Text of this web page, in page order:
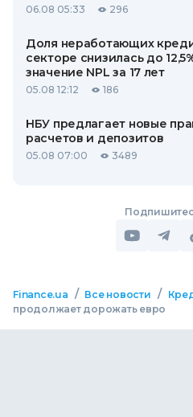
06.08 05:33 296
Доля неработающих
секторе снизилась до
значение NPL за 17 лет
05.08 12:12 186
НБУ предлагает новые
расчетов и депозитов
05.08 07:00 3489
Finance.ua / Все новости /
продолжает дорожать евро